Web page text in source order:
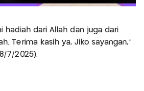
hadiah dari Allah dan juga dari
Terima kasih ya, Jiko sayangan,"
7/2025).